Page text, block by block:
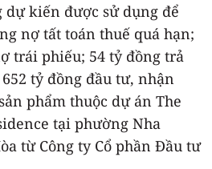
dự kiến được sử dụng để
nợ tất toán thuế quá hạn;
trái phiếu; 54 tỷ đồng trả
tỷ đồng đầu tư, nhận
phẩm thuộc dự án The
tại phường Nha
từ Công ty Cổ phần Đầu tư